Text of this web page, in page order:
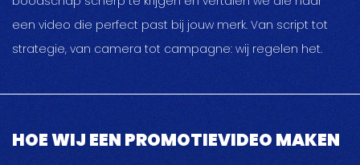
een video die perfect past bij jouw merk. Van script tot
strategie, van camera tot campagne: wij regelen het.
HOE WIJ EEN PROMOTIEVIDEO MAKEN